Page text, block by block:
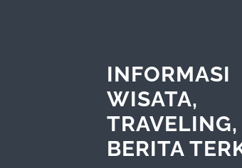
INFORMASI
WISATA,
TRAVELING,
BERITA